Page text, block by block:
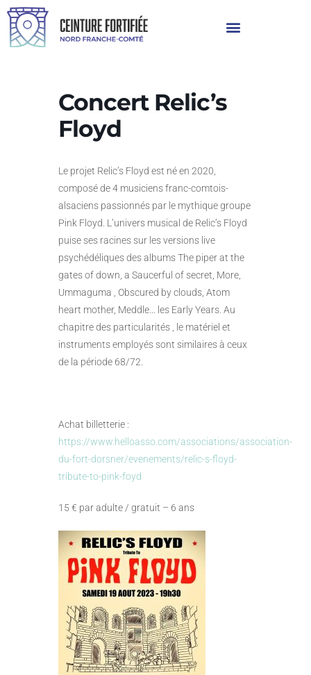
Concert Relic’s
Floyd
Le projet Relic’s Floyd est né en 2020,
composé de 4 musiciens franc-comtois-
alsaciens passionnés par le mythique groupe
Pink Floyd. L’univers musical de Relic’s Floyd
puise ses racines sur les versions live
psychédéliques des albums The piper at the
gates of down, a Saucerful of secret, More,
Ummaguma , Obscured by clouds, Atom
heart mother, Meddle… les Early Years. Au
chapitre des particularités , le matériel et
instruments employés sont similaires à ceux
de la période 68/72.
Achat billetterie :
https://www.helloasso.com/associations/association-
du-fort-dorsner/evenements/relic-s-floyd-
tribute-to-pink-foyd
15 € par adulte / gratuit – 6 ans